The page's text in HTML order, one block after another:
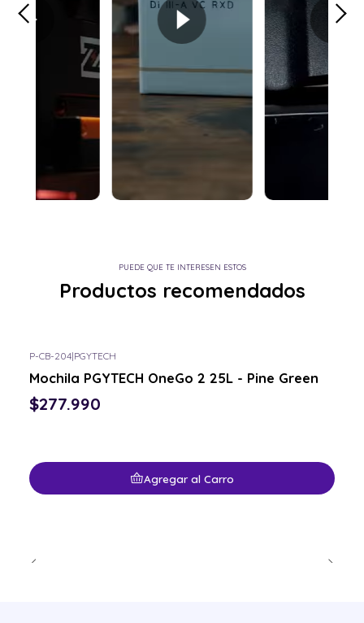
PUEDE QUE TE INTERESEN ESTOS
Productos recomendados
P-CB-204|PGYTECH
Mochila PGYTECH OneGo 2 25L - Pine Green
$277.990
Agregar al Carro